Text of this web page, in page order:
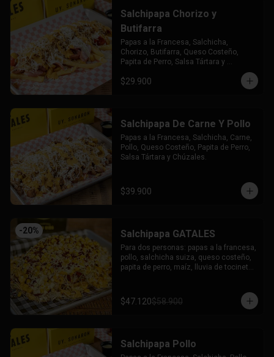
Salchipapa Chorizo y
Butifarra
Papas a la Francesa, Salchicha,
Chorizo, Butifarra, Queso Costeño,
Papita de Perro, Salsa Tártara y
$29.900
Salchipapa De Carne Y Pollo
Papas a la Francesa, Salchicha, Carne,
Pollo, Queso Costeño, Papita de Perro,
Salsa Tártara y Chúzales.
$39.900
-20% Salchipapa GATALES
Para dos personas: papas a la francesa,
pollo, salchicha suiza, queso costeño,
papita de perro, maíz, lluvia de tocineta,
$47.120$58.900
Salchipapa Pollo